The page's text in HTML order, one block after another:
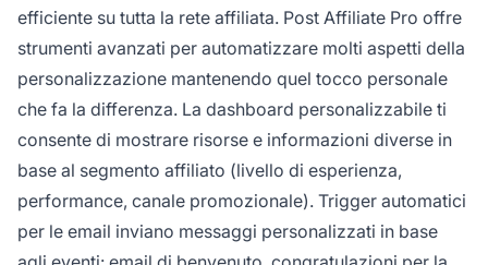
efficiente su tutta la rete affiliata. Post Affiliate Pro offre
strumenti avanzati per automatizzare molti aspetti della
personalizzazione mantenendo quel tocco personale
che fa la differenza. La dashboard personalizzabile ti
consente di mostrare risorse e informazioni diverse in
base al segmento affiliato (livello di esperienza,
performance, canale promozionale). Trigger automatici
per le email inviano messaggi personalizzati in base